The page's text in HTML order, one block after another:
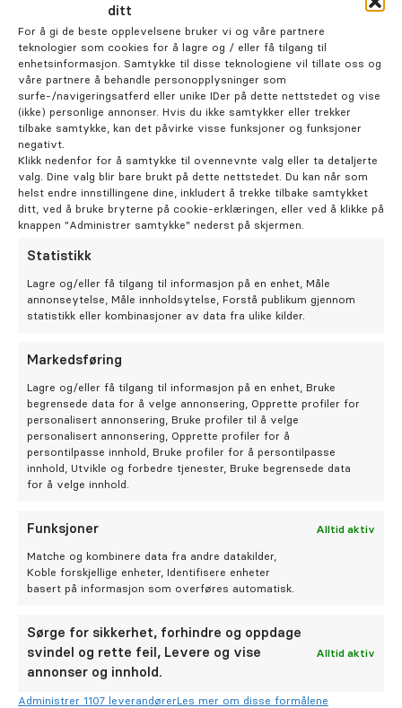
ditt
For å gi de beste opplevelsene bruker vi og våre partnere
teknologier som cookies for å lagre og / eller få tilgang til
enhetsinformasjon. Samtykke til disse teknologiene vil tillate oss og
våre partnere å behandle personopplysninger som
surfe-/navigeringsatferd eller unike IDer på dette nettstedet og vise
(ikke) personlige annonser. Hvis du ikke samtykker eller trekker
tilbake samtykke, kan det påvirke visse funksjoner og funksjoner
negativt.
Klikk nedenfor for å samtykke til ovennevnte valg eller ta detaljerte
valg. Dine valg blir bare brukt på dette nettstedet. Du kan når som
helst endre innstillingene dine, inkludert å trekke tilbake samtykket
ditt, ved å bruke bryterne på cookie-erklæringen, eller ved å klikke på
knappen "Administrer samtykke" nederst på skjermen.
Statistikk
Lagre og/eller få tilgang til informasjon på en enhet, Måle
annonseytelse, Måle innholdsytelse, Forstå publikum gjennom
statistikk eller kombinasjoner av data fra ulike kilder.
Markedsføring
Lagre og/eller få tilgang til informasjon på en enhet, Bruke
begrensede data for å velge annonsering, Opprette profiler for
personalisert annonsering, Bruke profiler til å velge
personalisert annonsering, Opprette profiler for å
persontilpasse innhold, Bruke profiler for å persontilpasse
innhold, Utvikle og forbedre tjenester, Bruke begrensede data
for å velge innhold.
Funksjoner Alltid aktiv
Matche og kombinere data fra andre datakilder,
Koble forskjellige enheter, Identifisere enheter
basert på informasjon som overføres automatisk.
Sørge for sikkerhet, forhindre og oppdage
svindel og rette feil, Levere og vise
annonser og innhold.
Alltid aktiv
Administrer 1107 leverandørerLes mer om disse formålene
Bestill time
Postnummer *
Fødselsdato dd/mm/åå
E-post *
Ønsket dato og tidspunkt for time
Er du ny pasient ved klinikken?